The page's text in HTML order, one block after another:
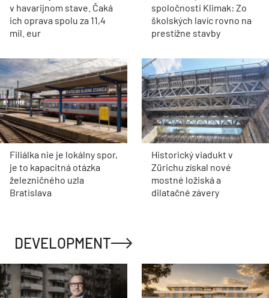
v havarijnom stave. Čaká
ich oprava spolu za 11,4
mil. eur
spoločnosti Klimak: Zo
školských lavíc rovno na
prestížne stavby
Filiálka nie je lokálny spor,
je to kapacitná otázka
železničného uzla
Bratislava
Historický viadukt v
Zürichu získal nové
mostné ložiská a
dilatačné závery
DEVELOPMENT